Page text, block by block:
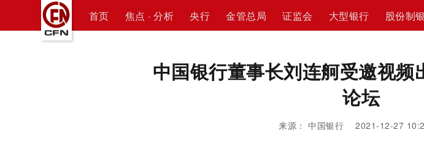
首页 焦点 · 分析 央行 金管总局 证监会 大型银行 股份制
中国银行董事长刘连舸受邀视
论坛
来源： 中国银行 2021-12-27